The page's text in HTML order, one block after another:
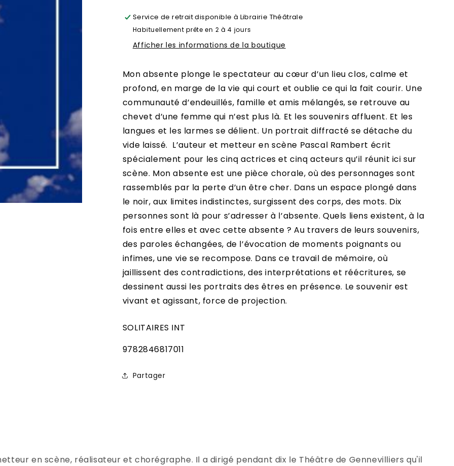
Service de retrait disponible à Librairie Théâtrale
Habituellement prête en 2 à 4 jours
Afficher les informations de la boutique
Mon absente plonge le spectateur au cœur d’un lieu clos, calme et
profond, en marge de la vie qui court et oublie ce qui la fait courir. Une
communauté d’endeuillés, famille et amis mélangés, se retrouve au
chevet d’une femme qui n’est plus là. Et les souvenirs affluent. Et les
langues et les larmes se délient. Un portrait diffracté se détache du
vide laissé. L’auteur et metteur en scène Pascal Rambert écrit
spécialement pour les cinq actrices et cinq acteurs qu’il réunit ici sur
scène. Mon absente est une pièce chorale, où des personnages sont
rassemblés par la perte d’un être cher. Dans un espace plongé dans
le noir, aux limites indistinctes, surgissent des corps, des mots. Dix
personnes sont là pour s’adresser à l’absente. Quels liens existent, à la
fois entre elles et avec cette absente ? Au travers de leurs souvenirs,
des paroles échangées, de l’évocation de moments poignants ou
infimes, une vie se recompose. Dans ce travail de mémoire, où
jaillissent des contradictions, des interprétations et réécritures, se
dessinent aussi les portraits des êtres en présence. Le souvenir est
vivant et agissant, force de projection.
SOLITAIRES INT
SKU:
9782846817011
Partager
en scène, réalisateur et chorégraphe. Il a dirigé pendant dix le Théâtre de Gennevilliers qu'il